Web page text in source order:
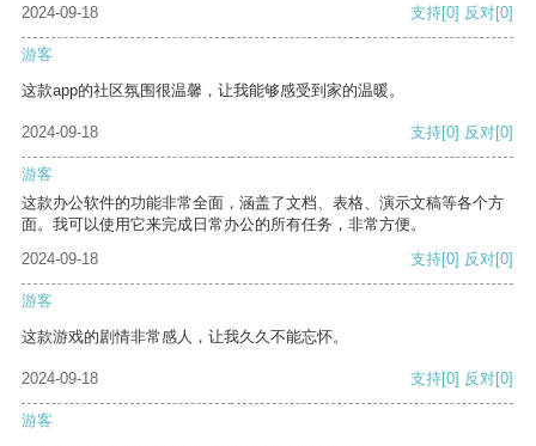
2024-09-18 支持[0] 反对[0]
游客
这款app的社区氛围很温馨，让我能够感受到家的温暖。
2024-09-18 支持[0] 反对[0]
游客
这款办公软件的功能非常全面，涵盖了文档、表格、演示文稿等各个方
面。我可以使用它来完成日常办公的所有任务，非常方便。
2024-09-18
支持[0] 反对[0]
游客
这款游戏的剧情非常感人，让我久久不能忘怀。
2024-09-18 支持[0] 反对[0]
游客